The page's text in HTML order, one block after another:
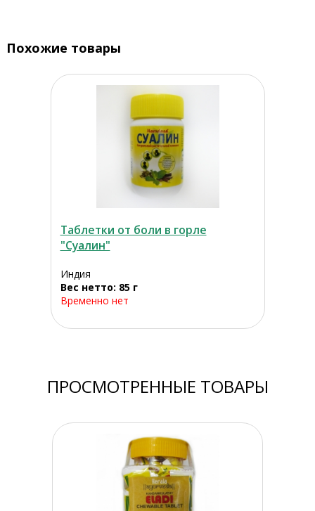
Похожие товары
Таблетки от боли в горле
"Суалин"
Индия
Вес нетто: 85 г
Временно нет
ПРОСМОТРЕННЫЕ ТОВАРЫ